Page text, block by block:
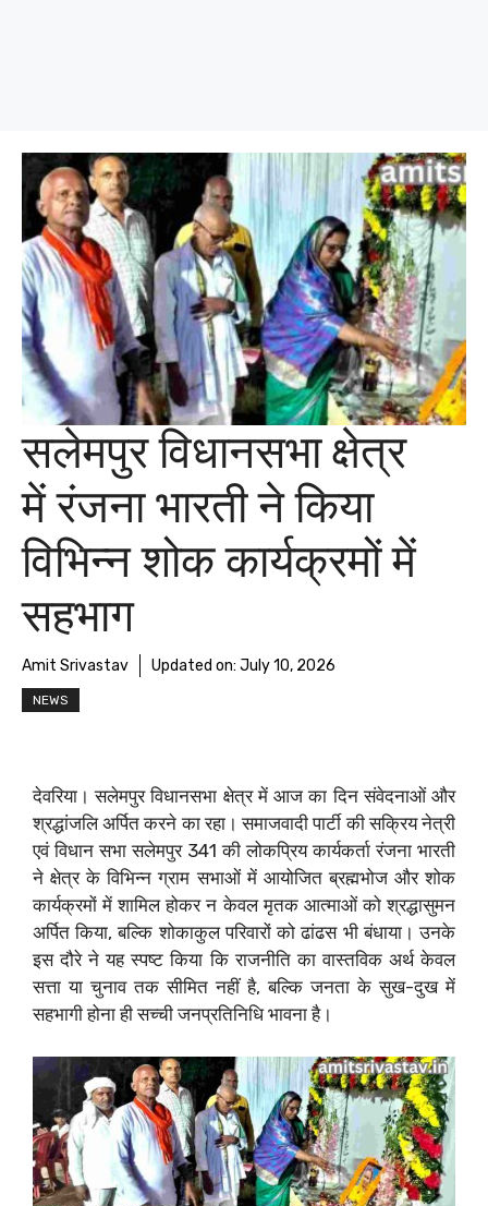
सलेमपुर विधानसभा क्षेत्र
में रंजना भारती ने किया
विभिन्न शोक कार्यक्रमों में
सहभाग
Amit Srivastav Updated on: July 10, 2026
NEWS
देवरिया। सलेमपुर विधानसभा क्षेत्र में आज का दिन संवेदनाओं और
श्रद्धांजलि अर्पित करने का रहा। समाजवादी पार्टी की सक्रिय नेत्री
एवं विधान सभा सलेमपुर 341 की लोकप्रिय कार्यकर्ता रंजना भारती
ने क्षेत्र के विभिन्न ग्राम सभाओं में आयोजित ब्रह्मभोज और शोक
कार्यक्रमों में शामिल होकर न केवल मृतक आत्माओं को श्रद्धासुमन
अर्पित किया, बल्कि शोकाकुल परिवारों को ढांढस भी बंधाया। उनके
इस दौरे ने यह स्पष्ट किया कि राजनीति का वास्तविक अर्थ केवल
सत्ता या चुनाव तक सीमित नहीं है, बल्कि जनता के सुख-दुख में
सहभागी होना ही सच्ची जनप्रतिनिधि भावना है।